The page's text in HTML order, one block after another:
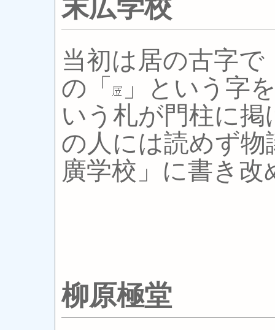
末広学校
当初は居の古字
の「
」という字
いう札が門柱に
の人には読めず
廣学校」に書き
柳原極堂